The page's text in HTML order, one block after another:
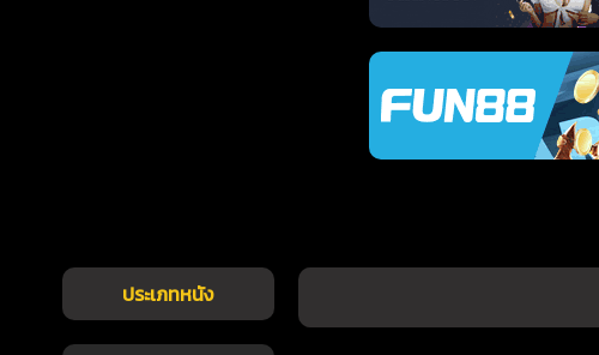
ประเภทหนัง